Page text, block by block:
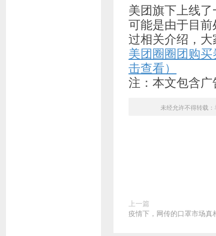
美团旗下上线
可能是由于目
过相关介绍，大
美团圈圈团购
击查看）
注：本文包含
未经允许不得转载：
上一篇
疫情下，网传的口罩市场真